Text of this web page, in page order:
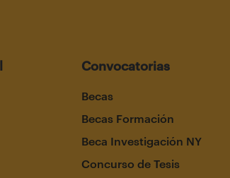
Convocatorias
Becas
Becas Formación
Beca Investigación NY
Concurso de Tesis